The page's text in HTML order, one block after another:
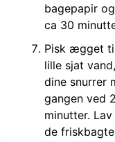
bagepapir
ca 30
Pisk ægget
lille sjat
dine snurrer
gangen ved
minutter.
de